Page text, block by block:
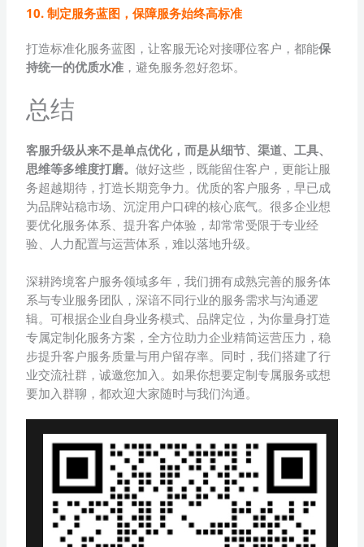
10. 制定服务蓝图，保障服务始终高标准
打造标准化服务蓝图，让客服无论对接哪位客户，都能保
持统一的优质水准 ，避免服务忽好忽坏。
总结
客服升级从来不是单点优化，而是从细节、渠道、工具、
思维等多维度打磨。做好这些，既能留住客户，更能让服
务超越期待，打造长期竞争力。优质的客户服务，早已成
为品牌站稳市场、沉淀用户口碑的核心底气。很多企业想
要优化服务体系、提升客户体验，却常常受限于专业经
验、人力配置与运营体系，难以落地升级。
深耕跨境客户服务领域多年，我们拥有成熟完善的服务体
系与专业服务团队，深谙不同行业的服务需求与沟通逻
辑。可根据企业自身业务模式、品牌定位，为你量身打造
专属定制化服务方案，全方位助力企业精简运营压力，稳
步提升客户服务质量与用户留存率。同时，我们搭建了行
业交流社群，诚邀您加入。如果你想要定制专属服务或想
要加入群聊，都欢迎大家随时与我们沟通。